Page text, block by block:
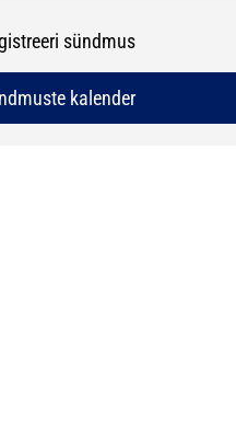
sündmus
kalender